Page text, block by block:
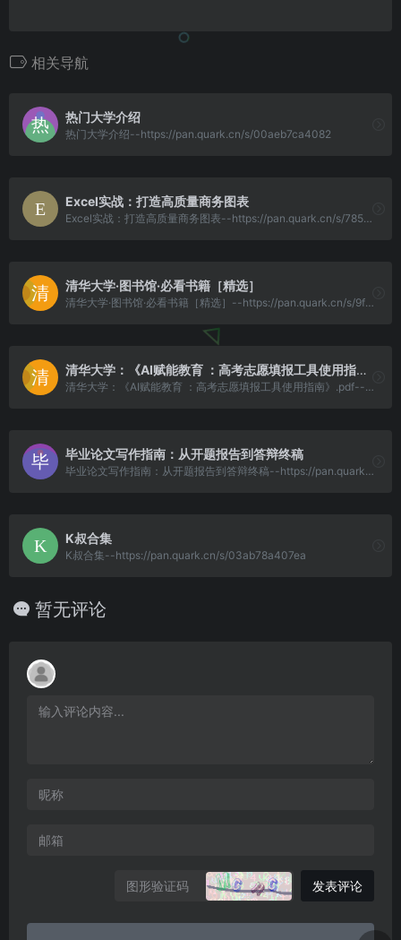
相关导航
热门大学介绍
热门大学介绍--https://pan.quark.cn/s/00aeb7ca4082
Excel实战：打造高质量商务图表
Excel实战：打造高质量商务图表--https://pan.quark.cn/s/78569976e54f
清华大学·图书馆·必看书籍［精选］
清华大学·图书馆·必看书籍［精选］--https://pan.quark.cn/s/9fdd1c619cf7
清华大学：《AI赋能教育 ：高考志愿填报工具使用指南》.pdf
清华大学：《AI赋能教育 ：高考志愿填报工具使用指南》.pdf--https://pan.quark.cn/s/a097b8588260
毕业论文写作指南：从开题报告到答辩终稿
毕业论文写作指南：从开题报告到答辩终稿--https://pan.quark.cn/s/29acfb9ff300
K叔合集
K叔合集--https://pan.quark.cn/s/03ab78a407ea
暂无评论
发表评论